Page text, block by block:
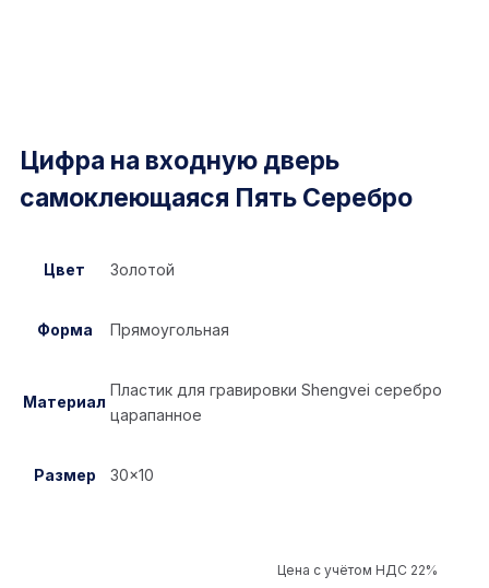
Цифра на входную дверь
самоклеющаяся Пять Серебро
Цвет Золотой
Форма Прямоугольная
Материал
Пластик для гравировки Shengvei серебро
царапанное
Размер 30×10
Цена с учётом НДС 22%